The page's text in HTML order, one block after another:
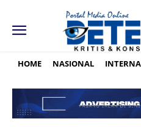
HOME NASIONAL